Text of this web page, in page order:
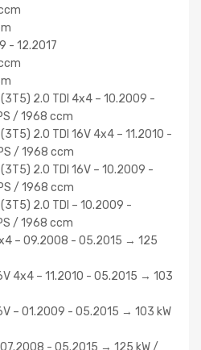
- 12.2017
2.0 TDI 4x4 – 10.2009 -
/ 1968 ccm
2.0 TDI 16V 4x4 – 11.2010 -
/ 1968 ccm
2.0 TDI 16V – 10.2009 -
/ 1968 ccm
2.0 TDI – 10.2009 -
/ 1968 ccm
– 09.2008 - 05.2015 → 125
4x4 – 11.2010 - 05.2015 → 103
– 01.2009 - 05.2015 → 103 kW
07.2008 - 05.2015 → 125 kW /